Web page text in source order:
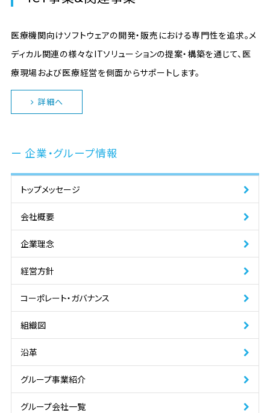
企業・グループ情報
トップメッセージ
会社概要
企業理念
経営方針
コーポレート・ガバナンス
組織図
沿革
グループ事業紹介
グループ会社一覧
医療機関向けソフトウェアの開発・販売における専門性を追求。メ
ディカル関連の様々なITソリューションの提案・構築を通じて、医
療現場および医療経営を側面からサポートします。
詳細へ